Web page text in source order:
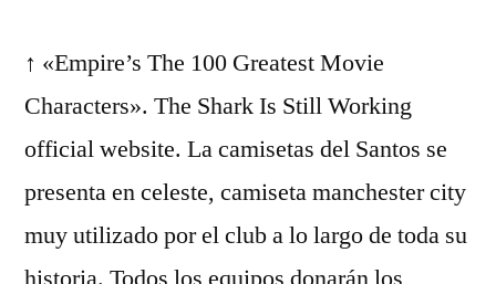
↑ «Empire’s The 100 Greatest Movie
Characters». The Shark Is Still Working
official website. La camisetas del Santos se
presenta en celeste, camiseta manchester city
muy utilizado por el club a lo largo de toda su